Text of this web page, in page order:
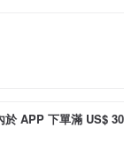
APP 下單滿 US$